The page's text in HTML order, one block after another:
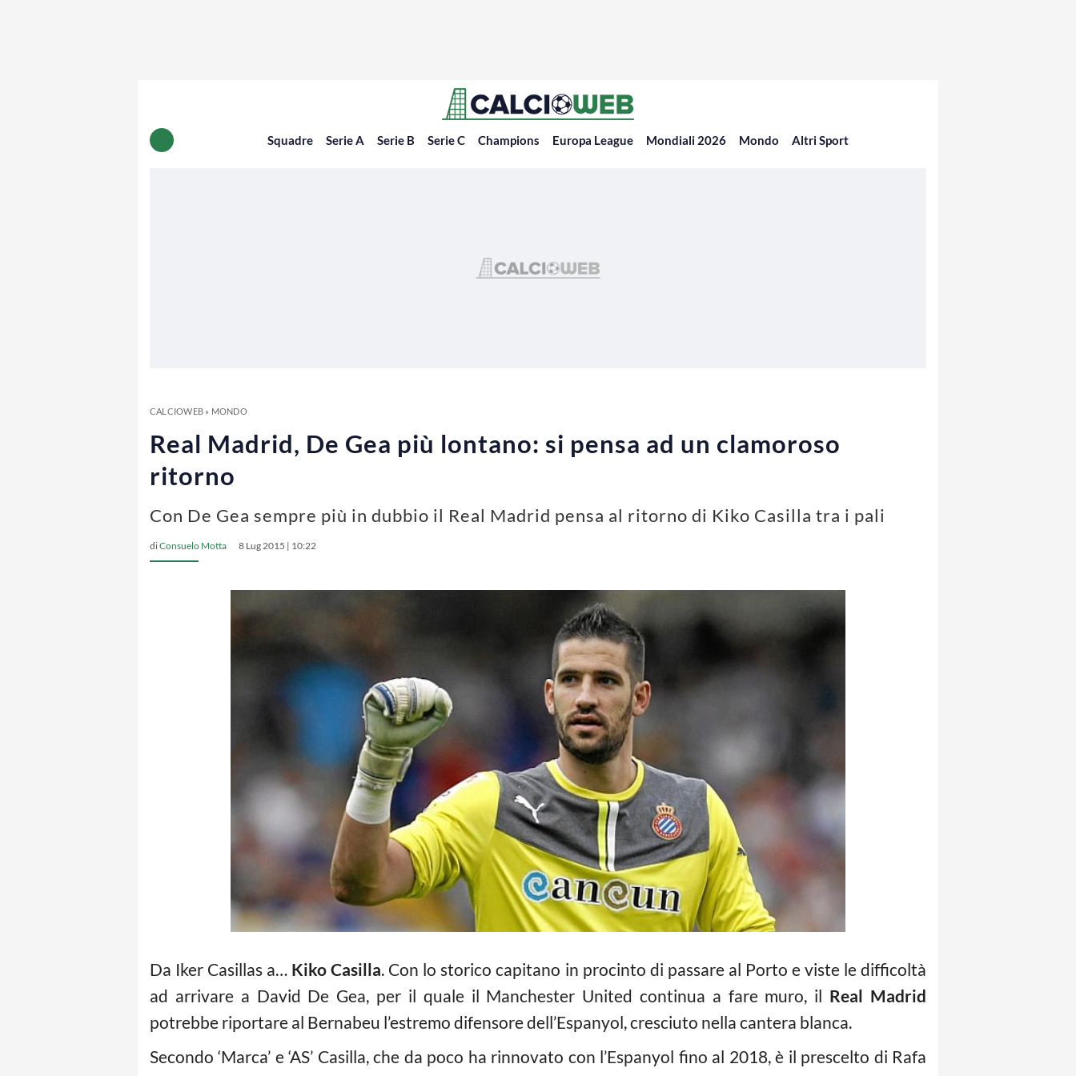
Squadre Serie A Serie B Serie C Champions Europa League Mondiali 2026 Mondo Altri Sport
CALCIOWEB» MONDO
Real Madrid, De Gea più lontano: si pensa ad un clamoroso
ritorno
Con De Gea sempre più in dubbio il Real Madrid pensa al ritorno di Kiko Casilla tra i pali
diConsuelo Motta 8 Lug 2015 | 10:22
Da Iker Casillas a… Kiko Casilla. Con lo storico capitano in procinto di passare al Porto e viste le difficoltà
ad arrivare a David De Gea, per il quale il Manchester United continua a fare muro, il Real Madrid
potrebbe riportare al Bernabeu l’estremo difensore dell’Espanyol, cresciuto nella cantera blanca.
Secondo ‘Marca’ e ‘AS’ Casilla, che da poco ha rinnovato con l’Espanyol fino al 2018, è il prescelto di Rafa